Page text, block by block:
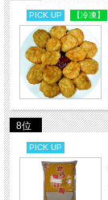
PICK UP 【冷凍】
8位
PICK UP